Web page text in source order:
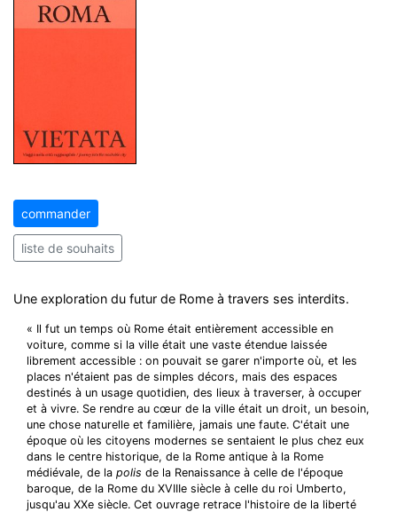
commander
liste de souhaits
Une exploration du futur de Rome à travers ses interdits.
« Il fut un temps où Rome était entièrement accessible en
voiture, comme si la ville était une vaste étendue laissée
librement accessible : on pouvait se garer n'importe où, et les
places n'étaient pas de simples décors, mais des espaces
destinés à un usage quotidien, des lieux à traverser, à occuper
et à vivre. Se rendre au cœur de la ville était un droit, un besoin,
une chose naturelle et familière, jamais une faute. C'était une
époque où les citoyens modernes se sentaient le plus chez eux
dans le centre historique, de la Rome antique à la Rome
médiévale, de la polis de la Renaissance à celle de l'époque
baroque, de la Rome du XVIIIe siècle à celle du roi Umberto,
jusqu'au XXe siècle. Cet ouvrage retrace l'histoire de la liberté